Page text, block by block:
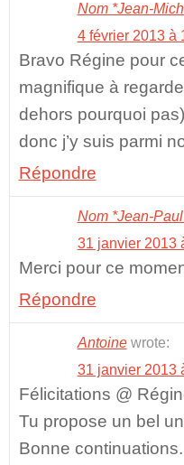
Nom *Jean-
4 février 2013 à
Bravo Régine pour
magnifique à
dehors pourquoi pas)
donc j’y suis parmi
Répondre
Nom *Jean-
31 janvier 2013
Merci pour ce
Répondre
Antoine wrote:
31 janvier 2013
Félicitations @
Tu propose un bel
Bonne